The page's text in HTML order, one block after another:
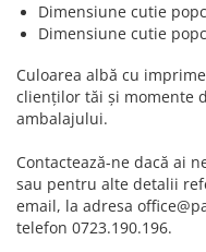
Dimensiune cutie
Dimensiune cutie
Culoarea albă cu
clienților tăi și momente
ambalajului.
Contactează-ne dacă ai
sau pentru alte detalii
email, la adresa
telefon 0723.190.196.